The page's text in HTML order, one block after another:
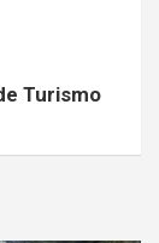
Turismo